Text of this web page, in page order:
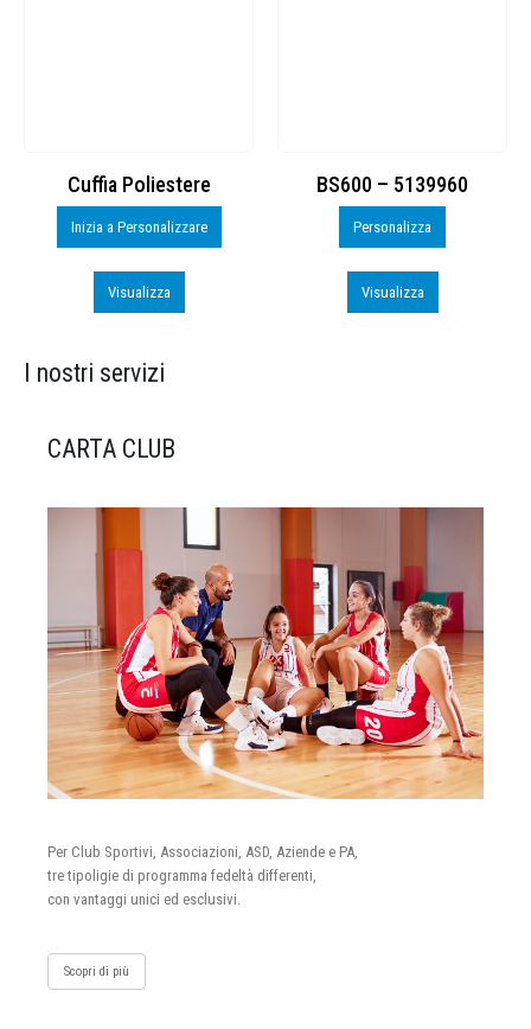
Cuffia Poliestere
Inizia a Personalizzare
Visualizza
BS600 – 5139960
Personalizza
Visualizza
I nostri servizi
CARTA CLUB
Per Club Sportivi, Associazioni, ASD, Aziende e PA,
tre tipoligie di programma fedeltà differenti,
con vantaggi unici ed esclusivi.
Scopri di più